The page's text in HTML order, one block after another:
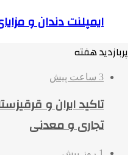
ایمپلنت دندان و
پربازدید هفته
3 ساعت پیش
تاکید ایران و
تجاری و معدنی
1 روز پیش